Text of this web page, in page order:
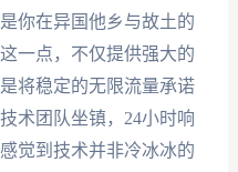
你在异国他乡与故土的
一点，不仅提供强大的
将稳定的无限流量承诺
术团队坐镇，24小时响
觉到技术并非冷冰冰的